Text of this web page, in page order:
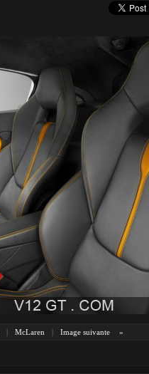
| McLaren | Image suivante »